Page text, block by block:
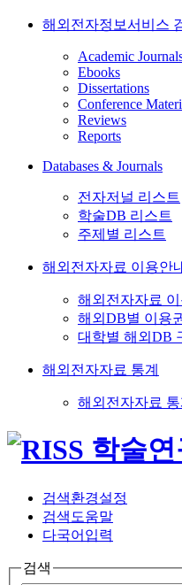
해외전자정보서비스
Academic
Ebooks
Dissertations
Conference
Reviews
Reports
Databases & Journals
전자저널 리스트
학술DB 리스트
주제별 리스트
해외전자자료 이용안
해외전자자료 이
해외DB별 이용
대학별 해외DB
해외전자자료 통계
해외전자자료 통
검색환경설정
검색도움말
다국어입력
검색